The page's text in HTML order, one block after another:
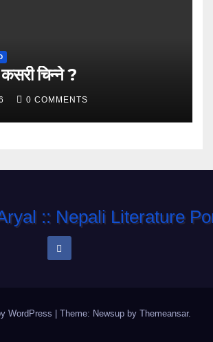
चिन्ने ?
0 COMMENTS
WordPress Theme: Newsup by Themeansar.